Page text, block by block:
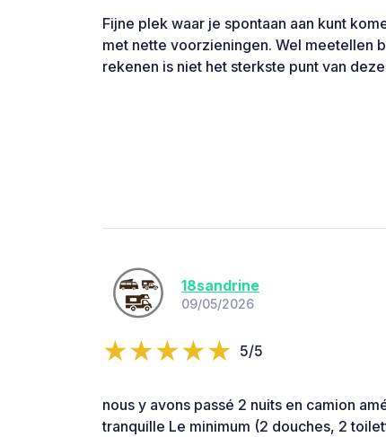
Fijne plek waar je spontaan aan kunt
met nette voorzieningen. Wel meetellen
rekenen is niet het sterkste punt van
18sandrine
09/05/2026
5/5
nous y avons passé 2 nuits en camion
tranquille Le minimum (2 douches, 2